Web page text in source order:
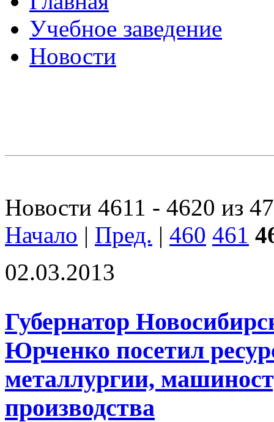
Учебное заведение
Новости
Новости 4611 - 4620 из
Начало | Пред. | 460 461
02.03.2013
Губернатор
Юрченко посетил
металлургии,
производства